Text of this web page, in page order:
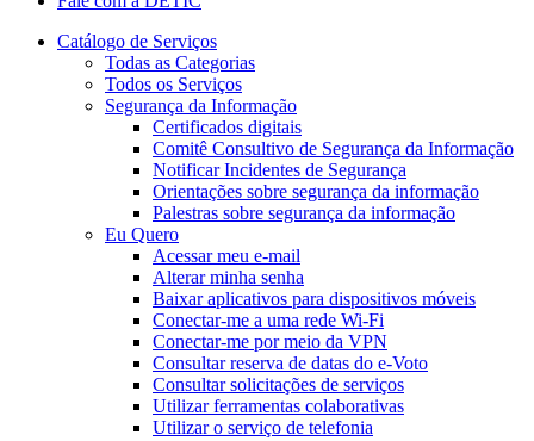
Catálogo de Serviços
Todas as Categorias
Todos os Serviços
Segurança da Informação
Certificados digitais
Comitê Consultivo de Segurança da Informação
Notificar Incidentes de Segurança
Orientações sobre segurança da informação
Palestras sobre segurança da informação
Eu Quero
Acessar meu e-mail
Alterar minha senha
Baixar aplicativos para dispositivos móveis
Conectar-me a uma rede Wi-Fi
Conectar-me por meio da VPN
Consultar reserva de datas do e-Voto
Consultar solicitações de serviços
Utilizar ferramentas colaborativas
Utilizar o serviço de telefonia